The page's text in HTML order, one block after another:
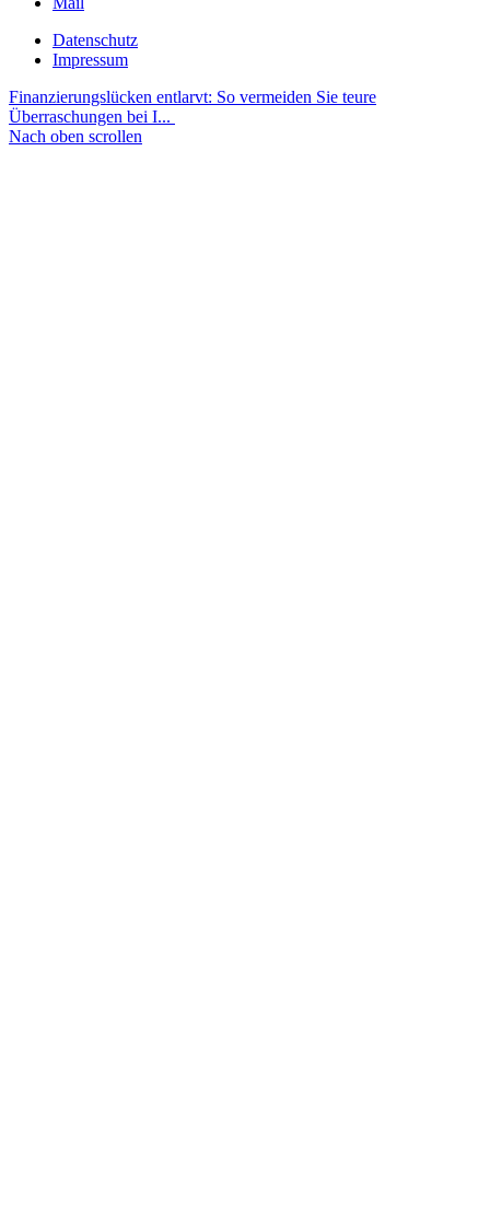
Datenschutz
Impressum
Finanzierungslücken entlarvt: So vermeiden Sie teure
Überraschungen bei I...
Nach oben scrollen